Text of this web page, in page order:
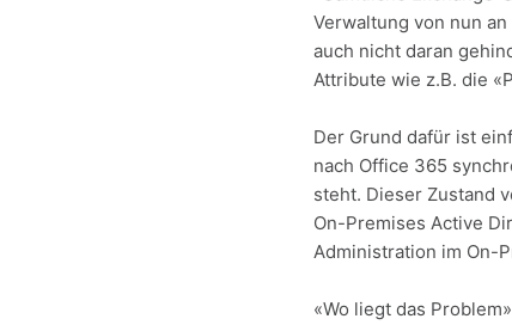
Verwaltung von nun
auch nicht daran
Attribute wie z.B. die
Der Grund dafür ist
nach Office 365
steht. Dieser Zustand
On-Premises Active
Administration im On-
«Wo liegt das